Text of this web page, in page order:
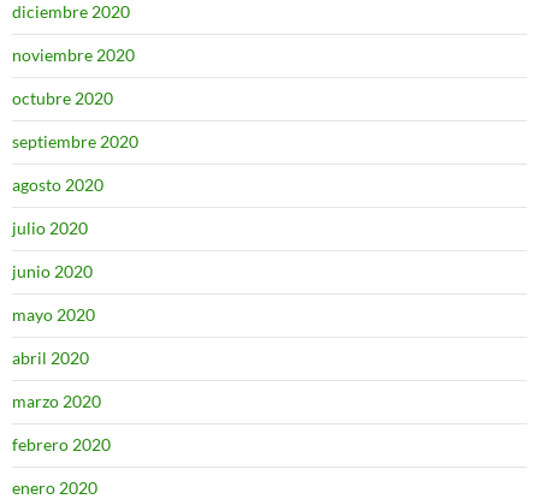
diciembre 2020
noviembre 2020
octubre 2020
septiembre 2020
agosto 2020
julio 2020
junio 2020
mayo 2020
abril 2020
marzo 2020
febrero 2020
enero 2020